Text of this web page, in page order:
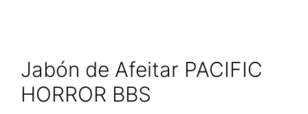
Jabón de Afeitar PACIFIC
HORROR BBS